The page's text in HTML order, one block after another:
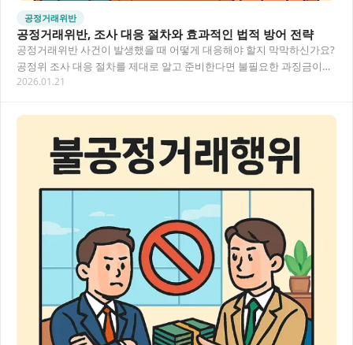
공정거래위반
공정거래위반, 조사 대응 절차와 효과적인 법적 방어 전략
공정거래위반 사건이 발생했을 때 어떻게 대응해야 할지 막막하신가요?
공정위 조사 대응 절차를 제대로 알고 준비한다면 불필요한 과징금이나
시정명령을 피할 수 있어요. 이 글에서는 공…
2026.01.21